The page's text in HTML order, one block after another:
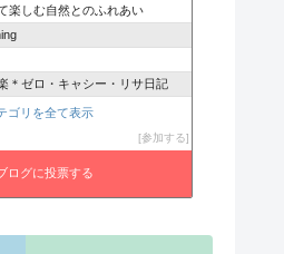
楽しむ自然とのふれあい
＊ゼロ・キャシー・リサ日記
ゴリを全て表示
参加する
ログに投票する